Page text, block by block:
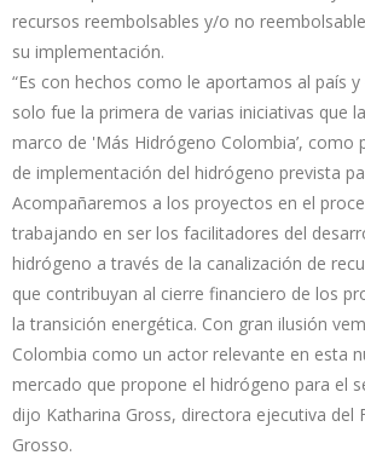
recursos reembolsables y/o no
su implementación.
“Es con hechos como le aportamos al país
solo fue la primera de varias iniciativas que
marco de 'Más Hidrógeno Colombia’, como
de implementación del hidrógeno prevista
Acompañaremos a los proyectos en el
trabajando en ser los facilitadores del
hidrógeno a través de la canalización de
que contribuyan al cierre financiero de los
la transición energética. Con gran ilusión
Colombia como un actor relevante en esta
mercado que propone el hidrógeno para el
dijo Katharina Gross, directora ejecutiva del
Grosso.